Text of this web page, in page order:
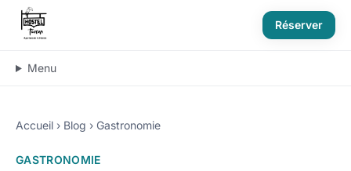
Réserver
Menu
Accueil › Blog › Gastronomie
GASTRONOMIE